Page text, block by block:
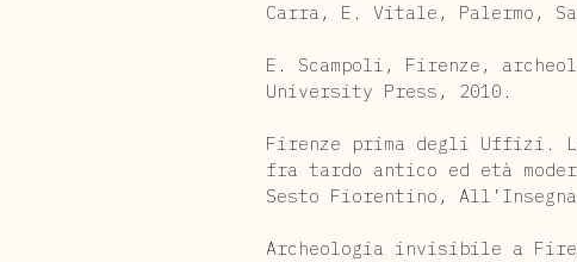
Carra, E. Vitale, Palermo,
E. Scampoli, Firenze,
University Press, 2010.
Firenze prima degli Uffizi.
fra tardo antico ed età
Sesto Fiorentino,
Archeologia invisibile a